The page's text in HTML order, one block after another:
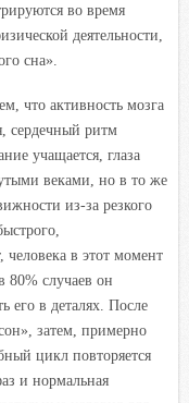
во время
деятельности,
сна».
что активность мозга
сердечный ритм
учащается, глаза
веками, но в то же
из-за резкого
человека в этот момент
80% случаев он
его в деталях. После
затем, примерно
цикл повторяется
и нормальная